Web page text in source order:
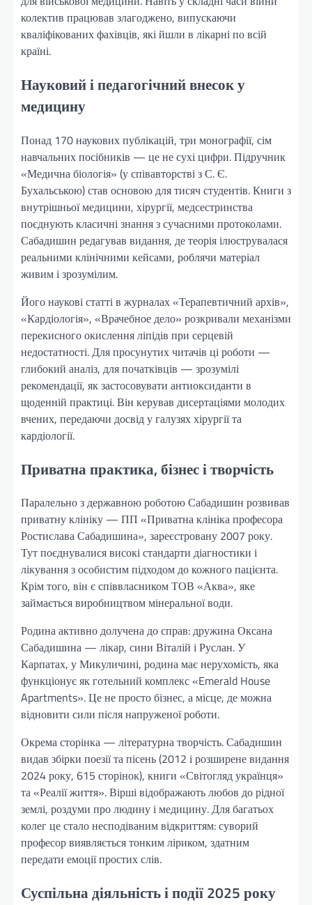
колектив працював злагоджено, випускаючи
кваліфікованих фахівців, які йшли в лікарні по всій
країні.
Науковий і педагогічний внесок у
медицину
Понад 170 наукових публікацій, три монографії, сім
навчальних посібників — це не сухі цифри. Підручник
«Медична біологія» (у співавторстві з С. Є.
Бухальською) став основою для тисяч студентів. Книги з
внутрішньої медицини, хірургії, медсестринства
поєднують класичні знання з сучасними протоколами.
Сабадишин редагував видання, де теорія ілюструвалася
реальними клінічними кейсами, роблячи матеріал
живим і зрозумілим.
Його наукові статті в журналах «Терапевтичний архів»,
«Кардіологія», «Врачебное дело» розкривали механізми
перекисного окислення ліпідів при серцевій
недостатності. Для просунутих читачів ці роботи —
глибокий аналіз, для початківців — зрозумілі
рекомендації, як застосовувати антиоксиданти в
щоденній практиці. Він керував дисертаціями молодих
вчених, передаючи досвід у галузях хірургії та
кардіології.
Приватна практика, бізнес і творчість
Паралельно з державною роботою Сабадишин розвивав
приватну клініку — ПП «Приватна клініка професора
Ростислава Сабадишина», зареєстровану 2007 року.
Тут поєднувалися високі стандарти діагностики і
лікування з особистим підходом до кожного пацієнта.
Крім того, він є співвласником ТОВ «Аква», яке
займається виробництвом мінеральної води.
Родина активно долучена до справ: дружина Оксана
Сабадишина — лікар, сини Віталій і Руслан. У
Карпатах, у Микуличині, родина має нерухомість, яка
функціонує як готельний комплекс «Emerald House
Apartments». Це не просто бізнес, а місце, де можна
відновити сили після напруженої роботи.
Окрема сторінка — літературна творчість. Сабадишин
видав збірки поезії та пісень (2012 і розширене видання
2024 року, 615 сторінок), книги «Світогляд українця»
та «Реалії життя». Вірші відображають любов до рідної
землі, роздуми про людину і медицину. Для багатьох
колег це стало несподіваним відкриттям: суворий
професор виявляється тонким ліриком, здатним
передати емоції простих слів.
Суспільна діяльність і події 2025 року